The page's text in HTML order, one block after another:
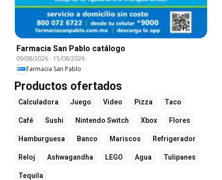
Farmacia San Pablo catálogo
09/08/2026- 15/08/2026
Farmacia San Pablo
Productos ofertados
Calculadora Juego Video Pizza Taco
Café Sushi Nintendo Switch Xbox Flores
Hamburguesa Banco Mariscos Refrigerador
Reloj Ashwagandha LEGO Agua Tulipanes
Tequila